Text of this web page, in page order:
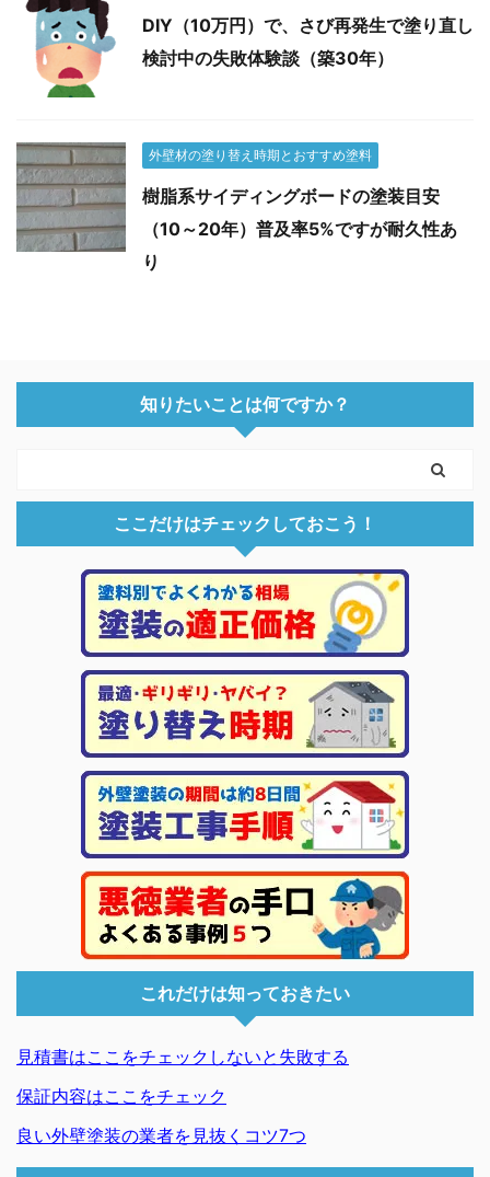
DIY（10万円）で、さび再発生で塗り直し
検討中の失敗体験談（築30年）
外壁材の塗り替え時期とおすすめ塗料
樹脂系サイディングボードの塗装目安
（10～20年）普及率5%ですが耐久性あ
り
知りたいことは何ですか？
ここだけはチェックしておこう！
これだけは知っておきたい
見積書はここをチェックしないと失敗する
保証内容はここをチェック
良い外壁塗装の業者を見抜くコツ7つ